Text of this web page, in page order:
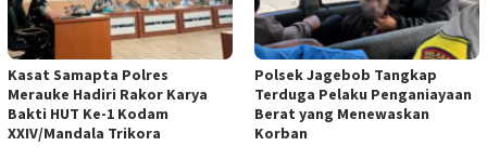
Kasat Samapta Polres
Merauke Hadiri Rakor Karya
Bakti HUT Ke-1 Kodam
XXIV/Mandala Trikora
Polsek Jagebob Tangkap
Terduga Pelaku Penganiayaan
Berat yang Menewaskan
Korban